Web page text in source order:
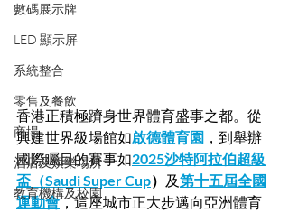
數碼展示牌
LED 顯示屏
系統整合
零售及餐飲
商場
酒店及娛樂場所
教育機構及校園
香港正積極躋身世界體育盛事之都。從
興建世界級場館如啟德體育園 ，到舉辦
國際矚目的賽事如2025沙特阿拉伯超級
盃（Saudi Super Cup） 及第十五屆全國
運動會，這座城市正大步邁向亞洲體育